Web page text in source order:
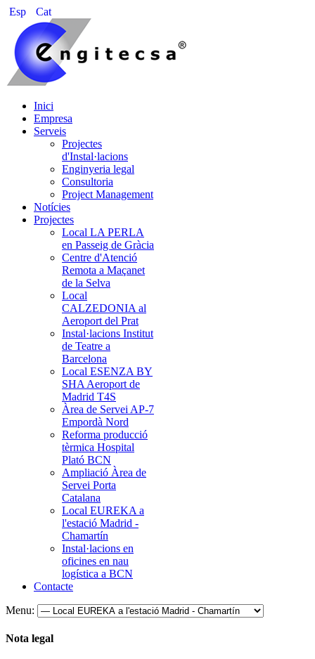
Esp Cat
Inici
Empresa
Serveis
Projectes
d'Instal·lacions
Enginyeria legal
Consultoria
Project Management
Notícies
Projectes
Local LA PERLA
en Passeig de Gràcia
Centre d'Atenció
Remota a Maçanet
de la Selva
Local
CALZEDONIA al
Aeroport del Prat
Instal·lacions Institut
de Teatre a
Barcelona
Local ESENZA BY
SHA Aeroport de
Madrid T4S
Àrea de Servei AP-7
Empordà Nord
Reforma producció
tèrmica Hospital
Plató BCN
Ampliació Àrea de
Servei Porta
Catalana
Local EUREKA a
l'estació Madrid -
Chamartín
Instal·lacions en
oficines en nau
logística a BCN
Contacte
Menu:
Nota legal